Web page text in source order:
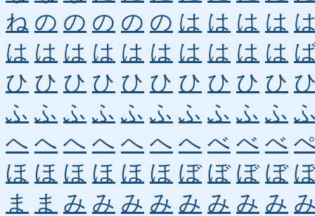
ね の の の の の は は は は
は は は は は は は は は は
ひ ひ ひ ひ ひ ひ ひ ひ ひ ひ
ふ ふ ふ ふ ふ ふ ふ ふ ふ ふ
へ へ へ へ へ へ へ べ べ べ
ほ ほ ほ ほ ほ ほ ぼ ぼ ぼ ぼ
ま
ま み み み み み み み み